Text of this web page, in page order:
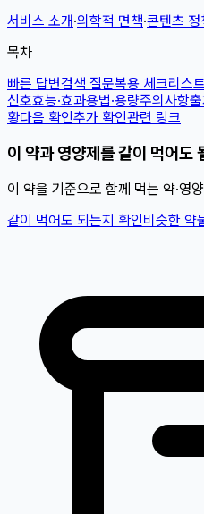
서비스 소개·의학적 면책·콘텐츠 정
목차
빠른 답변검색 질문복용 체크리스트
신호효능·효과용법·용량주의사항출
황다음 확인추가 확인관련 링크
이 약과 영양제를 같이 먹어도
이 약을 기준으로 함께 먹는 약·영
같이 먹어도 되는지 확인비슷한 약